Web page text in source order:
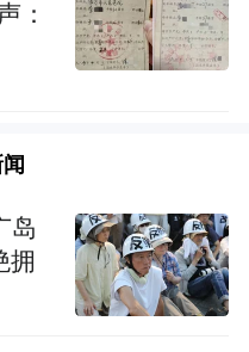
记载：“海会塔在寺
重修。塔中题‘淳
鸣，群鸟献花之
收群峰之嘉气。请
无缝塔，百千舍利
别，殊胜庄严在尔
海会塔是南宋孝宗
：
岛
拥